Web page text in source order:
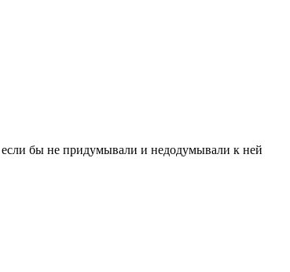
бы не придумывали и недодумывали к ней